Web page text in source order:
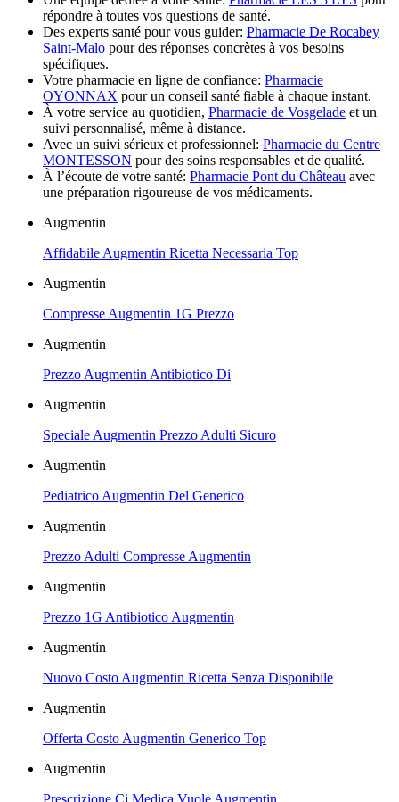
répondre à toutes vos questions de santé.
Des experts santé pour vous guider: Pharmacie De Rocabey
Saint-Malo pour des réponses concrètes à vos besoins
spécifiques.
Votre pharmacie en ligne de confiance: Pharmacie
OYONNAX pour un conseil santé fiable à chaque instant.
À votre service au quotidien, Pharmacie de Vosgelade et un
suivi personnalisé, même à distance.
Avec un suivi sérieux et professionnel: Pharmacie du Centre
MONTESSON pour des soins responsables et de qualité.
À l’écoute de votre santé: Pharmacie Pont du Château avec
une préparation rigoureuse de vos médicaments.
Augmentin
Affidabile Augmentin Ricetta Necessaria Top
Augmentin
Compresse Augmentin 1G Prezzo
Augmentin
Prezzo Augmentin Antibiotico Di
Augmentin
Speciale Augmentin Prezzo Adulti Sicuro
Augmentin
Pediatrico Augmentin Del Generico
Augmentin
Prezzo Adulti Compresse Augmentin
Augmentin
Prezzo 1G Antibiotico Augmentin
Augmentin
Nuovo Costo Augmentin Ricetta Senza Disponibile
Augmentin
Offerta Costo Augmentin Generico Top
Augmentin
Prescrizione Ci Medica Vuole Augmentin